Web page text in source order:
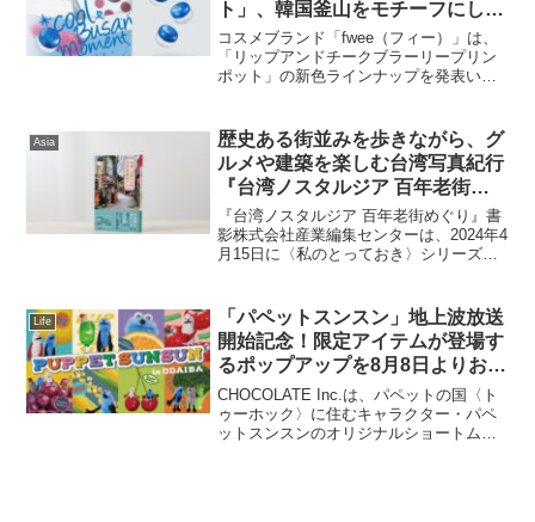
ト」、韓国釜山をモチーフにした
新カラーラインアップ「フィー
リップアンドチーク ブラーリー
プリンポット ブルー」を追加発
コスメブランド「fwee（フィー）」は、
「リップアンドチークブラーリープリン
ポット」の新色ラインナップを発表いた
より公式オンラインストアで販売開始。
商品概要フ...
Asia
歴史ある街並みを歩きながら、グ
ルメや建築を楽しむ台湾写真紀行
『台湾ノスタルジア 百年老街め
ぐり』4/15発売！
『台湾ノスタルジア 百年老街めぐり』書
影株式会社産業編集センターは、2024年4
月15日に〈私のとっておき〉シリーズ
を刊行いたしました。＊〈私のとってお
き〉とは...
Life
「パペットスンスン」地上波放送
開始記念！限定アイテムが登場す
るポップアップを8月8日よりお台
場で開催
CHOCOLATE Inc.は、パペットの国〈ト
ゥーホック〉に住むキャラクター・パペ
ットスンスンのオリジナルショートムー